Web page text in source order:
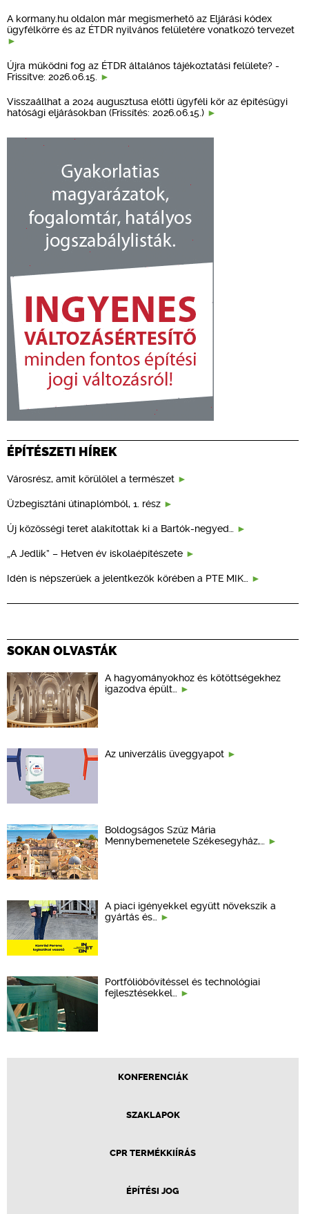
A kormany.hu oldalon már megismerhető az Eljárási kódex
ügyfélkörre és az ÉTDR nyilvános felületére vonatkozó tervezet
Újra működni fog az ÉTDR általános tájékoztatási felülete? -
Frissítve: 2026.06.15.
Visszaállhat a 2024 augusztusa előtti ügyféli kör az építésügyi
hatósági eljárásokban (Frissítés: 2026.06.15.)
ÉPÍTÉSZETI HÍREK
Városrész, amit körülölel a természet
Üzbegisztáni útinaplómból, 1. rész
Új közösségi teret alakítottak ki a Bartók-negyed…
„A Jedlik” – Hetven év iskolaépítészete
Idén is népszerűek a jelentkezők körében a PTE MIK…
SOKAN OLVASTÁK
A hagyományokhoz és kötöttségekhez
igazodva épült…
Az univerzális üveggyapot
Boldogságos Szűz Mária
Mennybemenetele Székesegyház,…
A piaci igényekkel együtt növekszik a
gyártás és…
Portfólióbővítéssel és technológiai
fejlesztésekkel…
KONFERENCIÁK
SZAKLAPOK
CPR TERMÉKKIÍRÁS
ÉPÍTÉSI JOG